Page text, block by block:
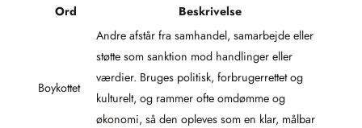
Ord Beskrivelse
Boykottet
Andre afstår fra samhandel, samarbejde eller
støtte som sanktion mod handlinger eller
værdier. Bruges politisk, forbrugerrettet og
kulturelt, og rammer ofte omdømme og
økonomi, så den opleves som en klar, målbar